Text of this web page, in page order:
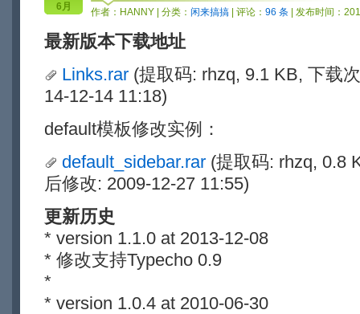
6月 作者： HANNY | 分类： 闲来搞搞 | 评论： 96 条 | 发布时间：
最新版本下载地址
Links.rar (提取码: rhzq, 9.1 KB, 下载
14-12-14 11:18)
default模板修改实例：
default_sidebar.rar (提取码: rhzq, 0.8
后修改: 2009-12-27 11:55)
更新历史
* version 1.1.0 at 2013-12-08
* 修改支持Typecho 0.9
*
* version 1.0.4 at 2010-06-30